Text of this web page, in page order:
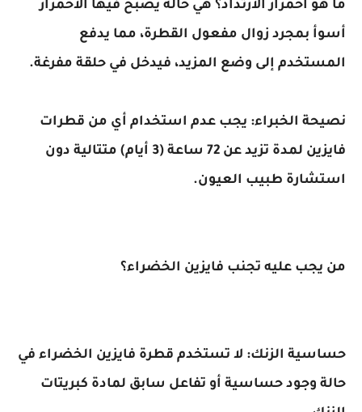
احمرار الارتداد؟ هي حالة يصبح فيها الاحمرار
بمجرد زوال مفعول القطرة، مما يدفع
إلى وضع المزيد، فيدخل في حلقة مفرغة.
الخبراء: يجب عدم استخدام أي من قطرات
فايزين لمدة تزيد عن 72 ساعة (3 أيام) متتالية دون
طبيب العيون.
عليه تجنب فايزين الخضراء؟
الزنك: لا تستخدم قطرة فايزين الخضراء في
وجود حساسية أو تفاعل سابق لمادة كبريتات